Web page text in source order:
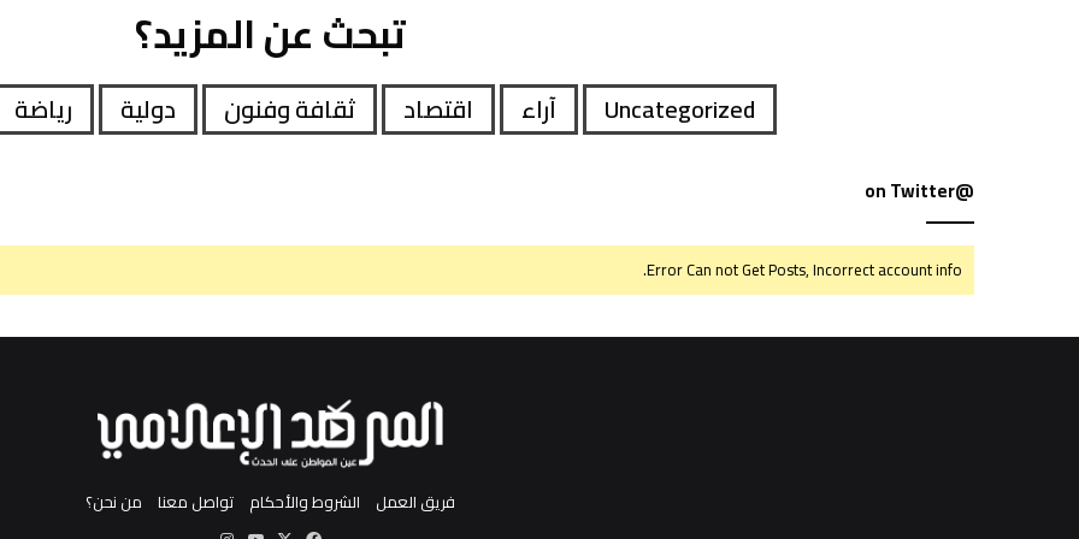
تبحث عن المزيد؟
Uncategorized آراء اقتصاد ثقافة وفنون دولية رياضة
@on Twitter
Error Can not Get Posts, Incorrect account info.
فريق العمل الشروط والأحكام تواصل معنا
من نحن؟